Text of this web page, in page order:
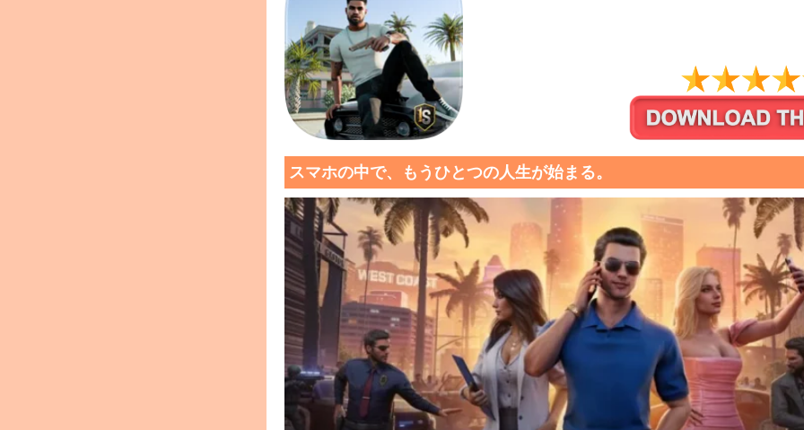
スマホの中で、もうひとつの人生が始まる。